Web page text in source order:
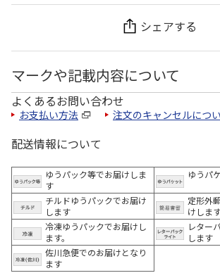
シェアする
マークや記載内容について
よくあるお問い合わせ
お支払い方法 注文のキャンセルにつ
配送情報について
ゆうパック等でお届けしま
す
ゆうパ
チルドゆうパックでお届け
します
定形外
けしま
冷凍ゆうパックでお届けし
ます。
レター
します
佐川急便でのお届けとなり
ます